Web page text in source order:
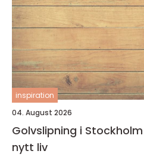
inspiration
04. August 2026
Golvslipning i
nytt liv